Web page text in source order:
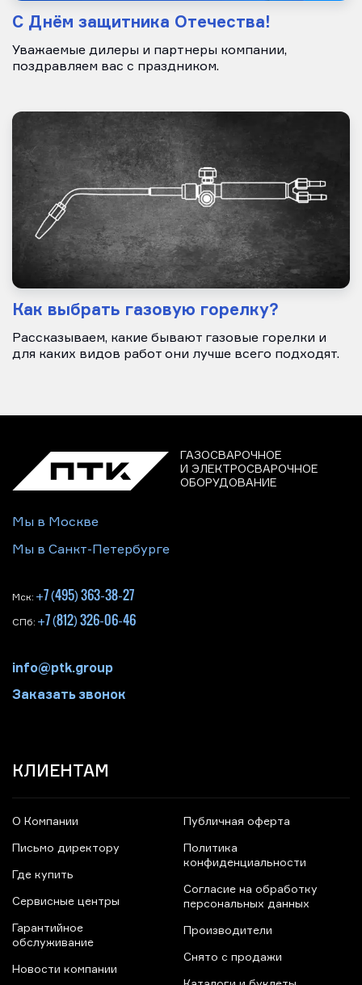
С Днём защитника Отечества!
Уважаемые дилеры и партнеры компании,
поздравляем вас с праздником.
Как выбрать газовую горелку?
Рассказываем, какие бывают газовые горелки и
для каких видов работ они лучше всего подходят.
ГАЗОСВАРОЧНОЕ
И ЭЛЕКТРОСВАРОЧНОЕ
ОБОРУДОВАНИЕ
Мы в Москве
Мы в Санкт-Петербурге
Мск: +7 (495) 363-38-27
СПб: +7 (812) 326-06-46
info@ptk.group
Заказать звонок
КЛИЕНТАМ
О Компании
Письмо директору
Где купить
Сервисные центры
Гарантийное
обслуживание
Новости компании
Публичная оферта
Политика
конфиденциальности
Согласие на обработку
персональных данных
Производители
Снято с продажи